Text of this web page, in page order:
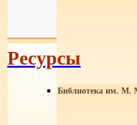
Библиотека им. М.
Ресурсы